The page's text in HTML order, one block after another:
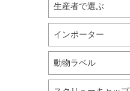
生産者で選ぶ
インポーター
動物ラベル